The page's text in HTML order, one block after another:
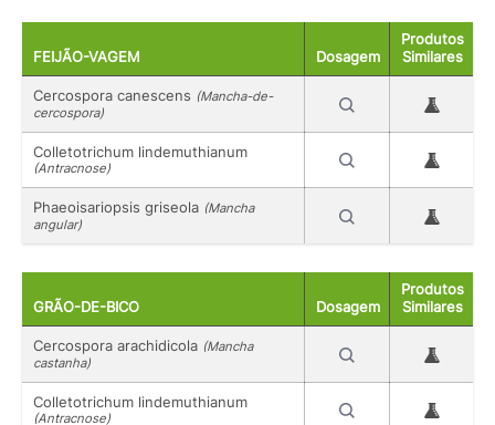
FEIJÃO-VAGEM Dosagem
Produtos
Similares
Cercospora canescens (Mancha-de-
cercospora)
Colletotrichum lindemuthianum
(Antracnose)
Phaeoisariopsis griseola (Mancha
angular)
GRÃO-DE-BICO Dosagem
Produtos
Similares
Cercospora arachidicola (Mancha
castanha)
Colletotrichum lindemuthianum
(Antracnose)